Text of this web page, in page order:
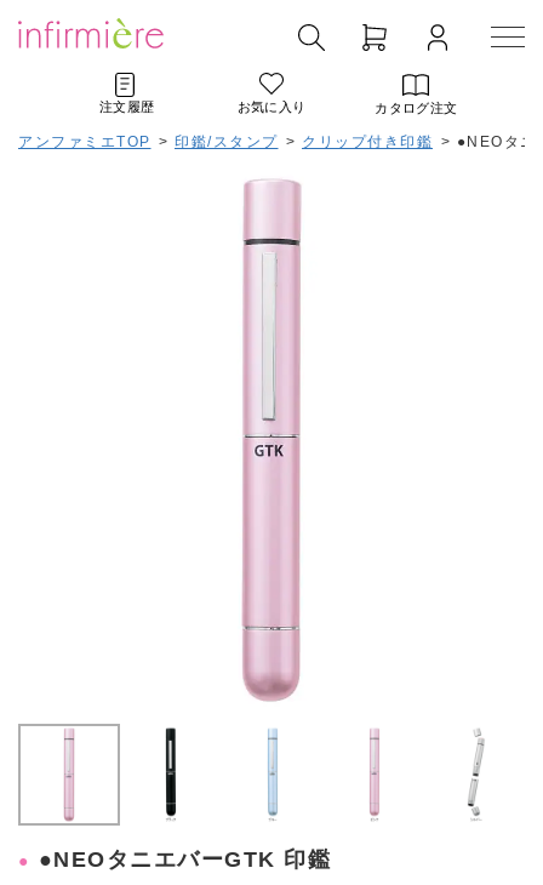
注文履歴 お気に入り カタログ注文
アンファミエTOP > 印鑑/スタンプ > クリップ付き印鑑 > ●NEOタニ
●NEOタニエバーGTK 印鑑